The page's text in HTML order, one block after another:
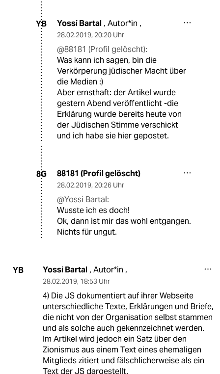
YB Yossi Bartal , Autor*in ,
28.02.2019, 20:20 Uhr
@88181 (Profil gelöscht):
Was kann ich sagen, bin die
Verkörperung jüdischer Macht über
die Medien :)
Aber ernsthaft: der Artikel wurde
gestern Abend veröffentlicht -die
Erklärung wurde bereits heute von
der Jüdischen Stimme verschickt
und ich habe sie hier gepostet.
8G 88181 (Profil gelöscht)
28.02.2019, 20:26 Uhr
@Yossi Bartal:
Wusste ich es doch!
Ok, dann ist mir das wohl entgangen.
Nichts für ungut.
YB Yossi Bartal , Autor*in ,
28.02.2019, 18:53 Uhr
4) Die JS dokumentiert auf ihrer Webseite
unterschiedliche Texte, Erklärungen und Briefe,
die nicht von der Organisation selbst stammen
und als solche auch gekennzeichnet werden.
Im Artikel wird jedoch ein Satz über den
Zionismus aus einem Text eines ehemaligen
Mitglieds zitiert und fälschlicherweise als ein
Text der JS dargestellt.